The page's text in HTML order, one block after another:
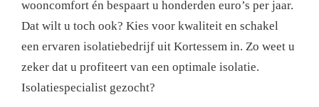
wooncomfort én bespaart u honderden euro’s per jaar.
Dat wilt u toch ook? Kies voor kwaliteit en schakel
een ervaren isolatiebedrijf uit Kortessem in. Zo weet u
zeker dat u profiteert van een optimale isolatie.
Isolatiespecialist gezocht?